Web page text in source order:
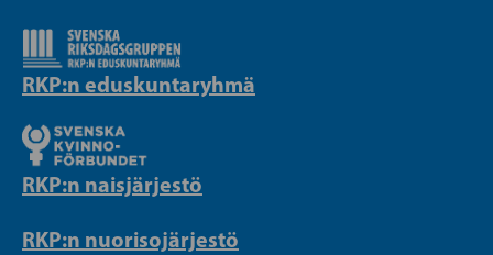
RKP:n eduskuntaryhmä
RKP:n naisjärjestö
RKP:n nuorisojärjestö